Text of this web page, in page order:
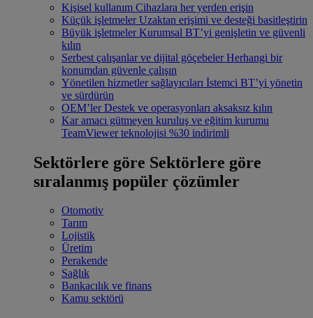
Kişisel kullanım Cihazlara her yerden erişin
Küçük işletmeler Uzaktan erişimi ve desteği basitleştirin
Büyük işletmeler Kurumsal BT’yi genişletin ve güvenli
kılın
Serbest çalışanlar ve dijital göçebeler Herhangi bir
konumdan güvenle çalışın
Yönetilen hizmetler sağlayıcıları İstemci BT’yi yönetin
ve sürdürün
OEM’ler Destek ve operasyonları aksaksız kılın
Kar amacı gütmeyen kuruluş ve eğitim kurumu
TeamViewer teknolojisi %30 indirimli
Sektörlere göre Sektörlere göre
sıralanmış popüler çözümler
Otomotiv
Tarım
Lojistik
Üretim
Perakende
Sağlık
Bankacılık ve finans
Kamu sektörü